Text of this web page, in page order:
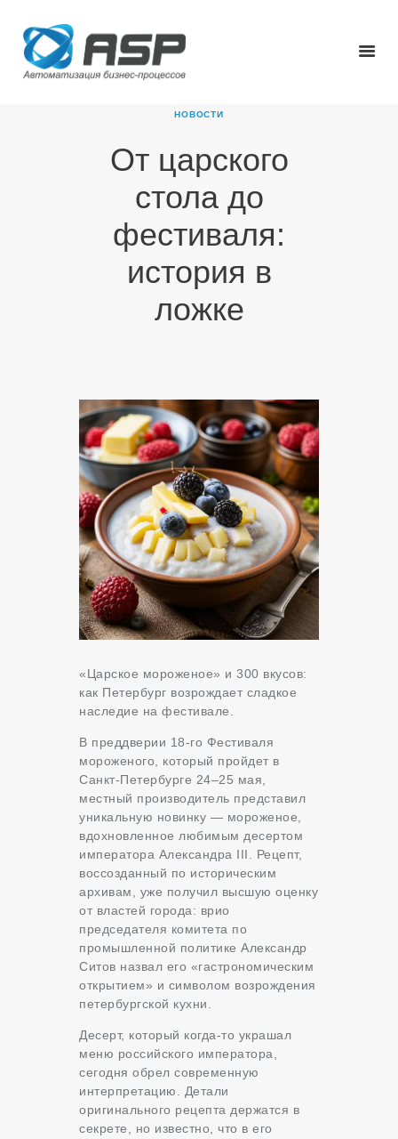
НОВОСТИ
От царского
стола до
фестиваля:
история в
ложке
ГЛАВНАЯ
О КОМПАНИИ
ПРОДУКТЫ
НОВОСТИ
КАРЬЕРА
ПАРТНЕРЫ
КОНТАКТЫ
«Царское мороженое» и 300 вкусов:
как Петербург возрождает сладкое
наследие на фестивале.
В преддверии 18-го Фестиваля
мороженого, который пройдет в
Санкт-Петербурге 24–25 мая,
местный производитель представил
уникальную новинку — мороженое,
вдохновленное любимым десертом
императора Александра III. Рецепт,
воссозданный по историческим
архивам, уже получил высшую оценку
от властей города: врио
председателя комитета по
промышленной политике Александр
Ситов назвал его «гастрономическим
открытием» и символом возрождения
петербургской кухни.
Десерт, который когда-то украшал
меню российского императора,
сегодня обрел современную
интерпретацию. Детали
оригинального рецепта держатся в
секрете, но известно, что в его